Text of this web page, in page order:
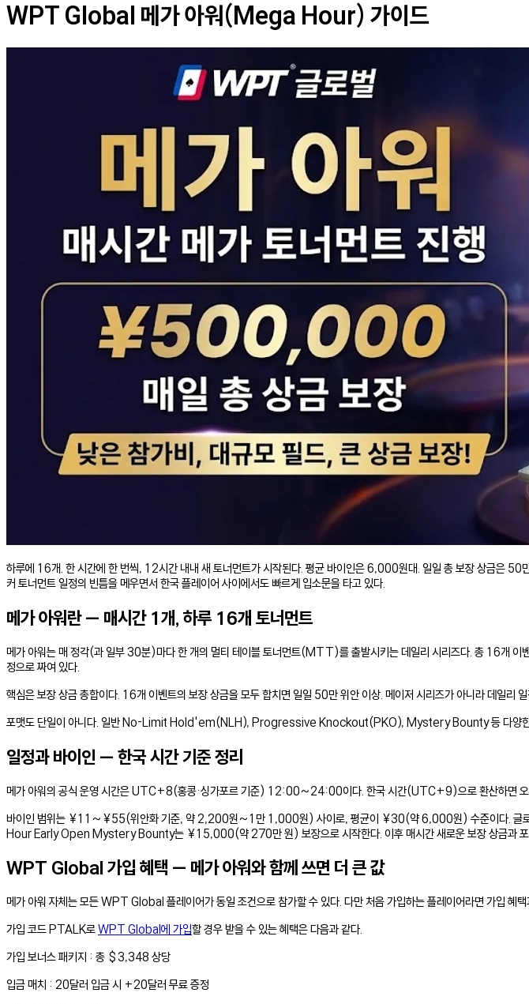
WPT Global 메가 아워(Mega Hour) 가이드
하루에 16개. 한 시간에 한 번씩, 12시간 내내 새 토너먼트가 시작된다. 평균 바이인은 6,000원대. 일일 총 보장 상금
커 토너먼트 일정의 빈틈을 메우면서 한국 플레이어 사이에서도 빠르게 입소문을 타고 있다.
메가 아워란 — 매시간 1개, 하루 16개 토너먼트
메가 아워는 매 정각(과 일부 30분)마다 한 개의 멀티 테이블 토너먼트(MTT)를 출발시키는 데일리 시리즈다. 총
정으로 짜여 있다.
핵심은 보장 상금 총합이다. 16개 이벤트의 보장 상금을 모두 합치면 일일 50만 위안 이상. 메이저 시리즈가 아니라 데일리
포맷도 단일이 아니다. 일반 No-Limit Hold'em(NLH), Progressive Knockout(PKO), Mystery Bounty 등 다양한 변
일정과 바이인 — 한국 시간 기준 정리
메가 아워의 공식 운영 시간은 UTC+8(홍콩·싱가포르 기준) 12:00~24:00이다. 한국 시간(UTC+9)으로 환산하면 오
바이인 범위는 ¥11~¥55(위안화 기준, 약 2,200원~1만 1,000원) 사이로, 평균이 ¥30(약 6,000원) 수준이다. 글로벌
Hour Early Open Mystery Bounty는 ¥15,000(약 270만 원) 보장으로 시작한다. 이후 매시간 새로운 보장 상금과 포
WPT Global 가입 혜택 — 메가 아워와 함께 쓰면 더 큰 값
메가 아워 자체는 모든 WPT Global 플레이어가 동일 조건으로 참가할 수 있다. 다만 처음 가입하는 플레이어라면 가입 혜
가입 코드 PTALK로WPT Global에 가입할 경우 받을 수 있는 혜택은 다음과 같다.
가입 보너스 패키지 : 총 $3,348 상당
입금 매치 : 20달러 입금 시 +20달러 무료 증정